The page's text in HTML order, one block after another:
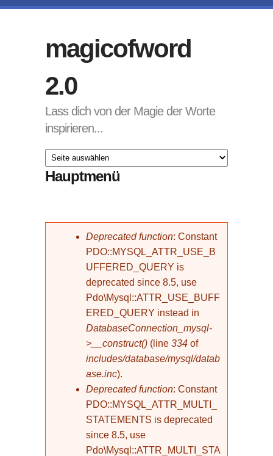
magicofword
2.0
Lass dich von der Magie der Worte
inspirieren...
Hauptmenü
Fehlermeldung
Deprecated function: Constant
PDO::MYSQL_ATTR_USE_B
UFFERED_QUERY is
deprecated since 8.5, use
Pdo\Mysql::ATTR_USE_BUFF
ERED_QUERY instead in
DatabaseConnection_mysql-
>__construct() (line 334 of
includes/database/mysql/datab
ase.inc).
Deprecated function: Constant
PDO::MYSQL_ATTR_MULTI_
STATEMENTS is deprecated
since 8.5, use
Pdo\Mysql::ATTR_MULTI_STA